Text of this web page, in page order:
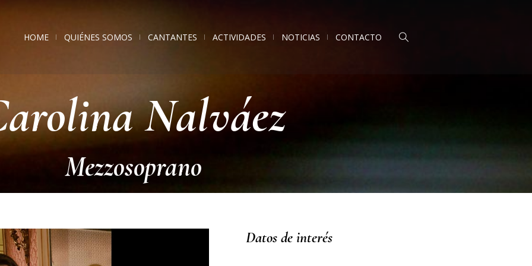
HOME QUIÉNES SOMOS CANTANTES ACTIVIDADES NOTICIAS CONTACTO
Nalváez
Mezzosoprano
Datos de interés